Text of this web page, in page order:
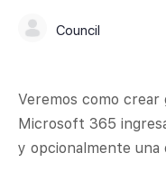
Council
Veremos como crear
Microsoft 365
y opcionalmente una